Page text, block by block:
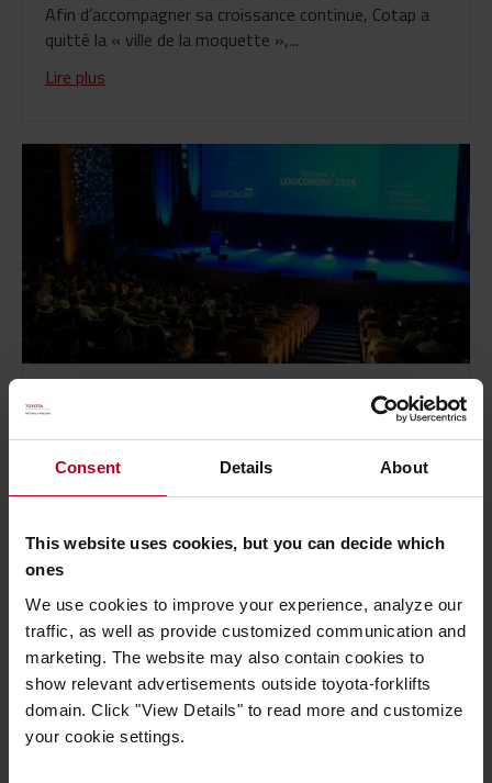
Consent Details About
This website uses cookies, but you can decide which
ones
We use cookies to improve your experience, analyze our
traffic, as well as provide customized communication and
marketing. The website may also contain cookies to
show relevant advertisements outside toyota-forklifts
domain. Click "View Details" to read more and customize
your cookie settings.
Afin d’accompagner sa croissance continue, Cotap a
quitté la « ville de la moquette »,...
Lire plus
Les principales tendances du secteur
logistique : points de vue de leaders du
secteur
Publié le 23 décembre 2025- 4 minutes de lecture
Le secteur de la logistique connaît une
transformation profonde, portée par l’évolution...
Lire plus